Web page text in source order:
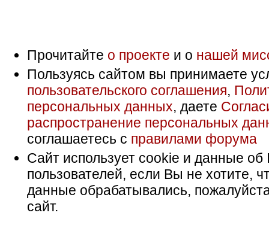
Прочитайте о проекте и о нашей
Пользуясь сайтом вы принимаете
пользовательского соглашения,
персональных данных, даете
распространение персональных
соглашаетесь с правилами форума
Сайт использует cookie и данные об
пользователей, если Вы не хотите,
данные обрабатывались,
сайт.